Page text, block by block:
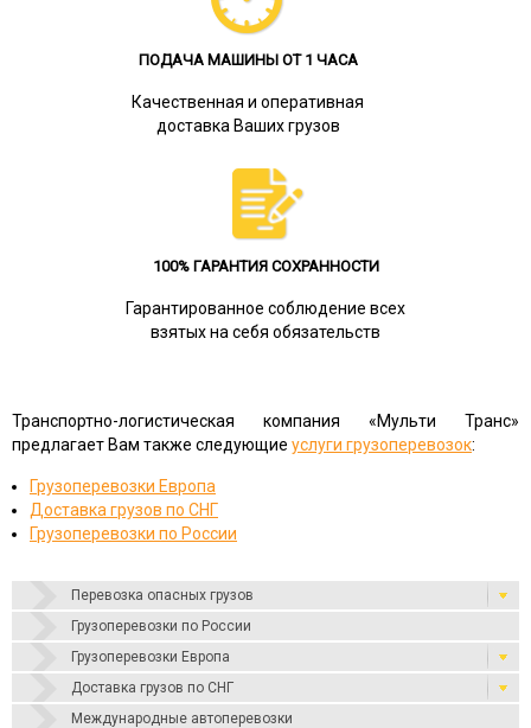
Перевозка опасных грузов
Грузоперевозки по России
Грузоперевозки Европа
Доставка грузов по СНГ
Международные автоперевозки
ПОДАЧА МАШИНЫ ОТ 1 ЧАСА
Качественная и оперативная
доставка Ваших грузов
100% ГАРАНТИЯ СОХРАННОСТИ
Гарантированное соблюдение всех
взятых на себя обязательств
Транспортно-логистическая компания «Мульти Транс»
предлагает Вам также следующие услуги грузоперевозок:
Грузоперевозки Европа
Доставка грузов по СНГ
Грузоперевозки по России